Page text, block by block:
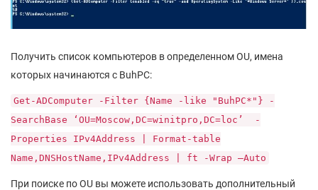
Получить список компьютеров в определенном OU, имена
которых начинаются с BuhPC:
Get-ADComputer -Filter {Name -like "BuhPC*"} -
SearchBase ‘OU=Moscow,DC=winitpro,DC=loc’ -
Properties IPv4Address | Format-table
Name,DNSHostName,IPv4Address | ft -Wrap –Auto
При поиске по OU вы можете использовать дополнительный